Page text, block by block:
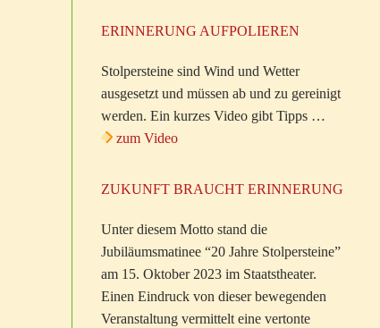
ERINNERUNG AUFPOLIEREN
Stolpersteine sind Wind und Wetter
ausgesetzt und müssen ab und zu gereinigt
werden. Ein kurzes Video gibt Tipps …
zum Video
ZUKUNFT BRAUCHT ERINNERUNG
Unter diesem Motto stand die
Jubiläumsmatinee “20 Jahre Stolpersteine”
am 15. Oktober 2023 im Staatstheater.
Einen Eindruck von dieser bewegenden
Veranstaltung vermittelt eine vertonte